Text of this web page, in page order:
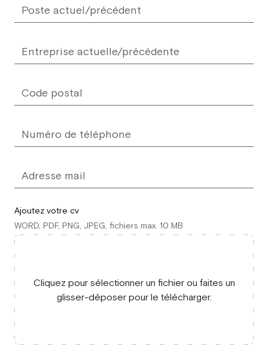
Ajoutez votre cv
WORD, PDF, PNG, JPEG, fichiers max. 10 MB
Cliquez pour sélectionner un fichier ou faites un
glisser-déposer pour le télécharger.